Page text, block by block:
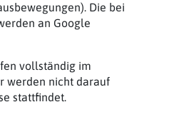
Die bei
an Google
vollständig im
werden nicht darauf
stattfindet.